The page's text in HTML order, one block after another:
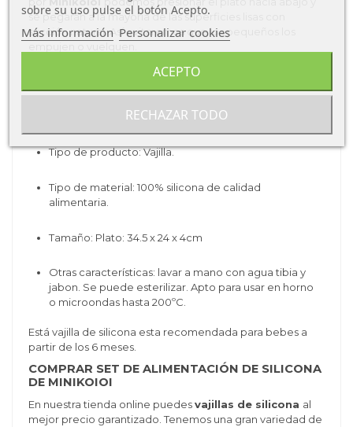
se pegarán a la mayoría de las superficies lisas con
succión natural. Así evitaremos que los pequeños los
primera vajilla para bebéses ideal para un regalo
Características delSet para BLW II en
silicona de Minikoioi
Tipo de producto: Vajilla.
Tipo de material: 100% silicona de calidad
alimentaria.
Tamaño: Plato: 34.5 x 24 x 4cm
Otras características: lavar a mano con agua tibia y
jabon. Se puede esterilizar. Apto para usar en horno
o microondas hasta 200ºC.
Está vajilla de silicona esta recomendada para bebes a
partir de los 6 meses.
COMPRAR SET DE ALIMENTACIÓN DE SILICONA
DE MINIKOIOI
En nuestra tienda online puedesvajillas de silicona al
mejor precio garantizado. Tenemos una gran variedad de
sobre su uso pulse el botón Acepto.
Más información Personalizar cookies
RECHAZAR TODO
ACEPTO